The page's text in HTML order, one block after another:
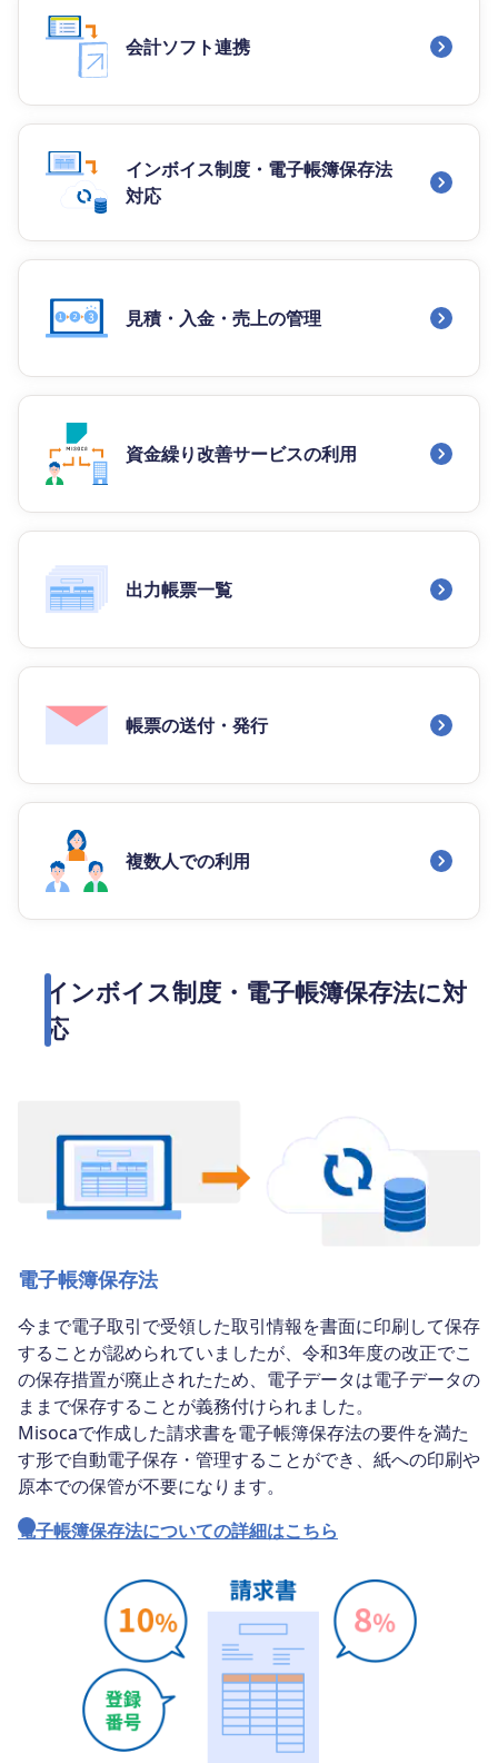
会計ソフト連携
インボイス制度・電子帳簿保存法
対応
見積・入金・売上の管理
資金繰り改善サービスの利用
出力帳票一覧
帳票の送付・発行
複数人での利用
インボイス制度・電子帳簿保存法に対
応
電子帳簿保存法
今まで電子取引で受領した取引情報を書面に印刷して保存
することが認められていましたが、令和3年度の改正でこ
の保存措置が廃止されたため、電子データは電子データの
ままで保存することが義務付けられました。
Misocaで作成した請求書を電子帳簿保存法の要件を満た
す形で自動電子保存・管理することができ、紙への印刷や
原本での保管が不要になります。
電子帳簿保存法についての詳細はこちら